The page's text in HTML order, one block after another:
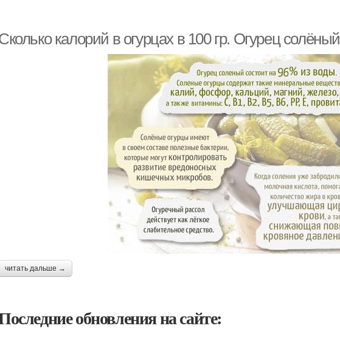
калорий в огурцах в 100 гр. Огурец солёный
читать дальше →
обновления на сайте: